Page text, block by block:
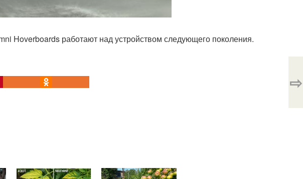
Hoverboards работают над устройством следующего поколения.
⇨